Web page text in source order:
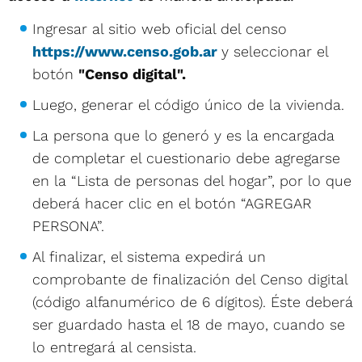
Ingresar al sitio web oficial del censo
https://www.censo.gob.ar y seleccionar el
botón "Censo digital".
Luego, generar el código único de la vivienda.
La persona que lo generó y es la encargada
de completar el cuestionario debe agregarse
en la “Lista de personas del hogar”, por lo que
deberá hacer clic en el botón “AGREGAR
PERSONA”.
Al finalizar, el sistema expedirá un
comprobante de finalización del Censo digital
(código alfanumérico de 6 dígitos). Éste deberá
ser guardado hasta el 18 de mayo, cuando se
lo entregará al censista.